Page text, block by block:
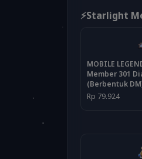
⚡Starlight
MOBILE
Member 301
(Berbentuk
Rp 79.924